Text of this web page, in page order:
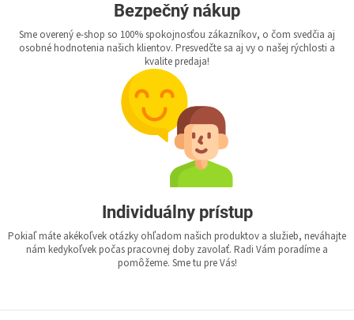
Bezpečný nákup
Sme overený e-shop so 100% spokojnosťou zákazníkov, o čom svedčia aj
osobné hodnotenia našich klientov. Presvedčte sa aj vy o našej rýchlosti a
kvalite predaja!
Individuálny prístup
Pokiaľ máte akékoľvek otázky ohľadom našich produktov a služieb, neváhajte
nám kedykoľvek počas pracovnej doby zavolať. Radi Vám poradíme a
pomôžeme. Sme tu pre Vás!